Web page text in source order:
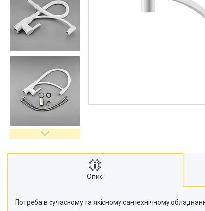
Рушникосушарки
Матеріали для влаштування
теплої підлоги
Запірно-регулююча
Фільтри для води
Насосне обладнання
Пакувальні сантехнічні
Опис
Потреба в сучасному та якісному сантехнічному